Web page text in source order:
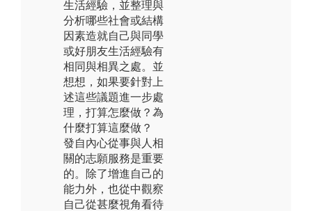
生活經驗，並整理與
分析哪些社會或結構
因素造就自己與同學
或好朋友生活經驗有
相同與相異之處。並
想想，如果要針對上
述這些議題進一步處
理，打算怎麼做？為
什麼打算這麼做？
發自內心從事與人相
關的志願服務是重要
的。除了增進自己的
能力外，也從中觀察
自己從甚麼視角看待